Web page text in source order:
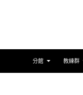
分館 教練群